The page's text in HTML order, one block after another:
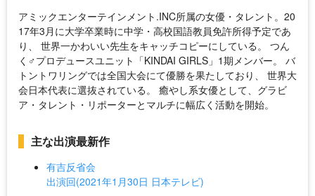
アミックエンターテインメント.INC所属の女優・タレント。20
17年3月に大学卒業時に中学・高校国語教員免許所得予定であ
り、 世界一かわいい先生をキャッチコピーにしている。 つん
く♂プロデュースユニット「KINDAI GIRLS」1期メンバー。 バ
トントワリングでは全国大会にて優勝を果たしており、 世界大
会日本代表に選抜されている。 癒やし系女優として、グラビ
ア・タレント・リポーターとマルチに幅広く活動を開始。
主な出演最新作
有吉反省会
出演回(2021年1月30日 日本テレビ)